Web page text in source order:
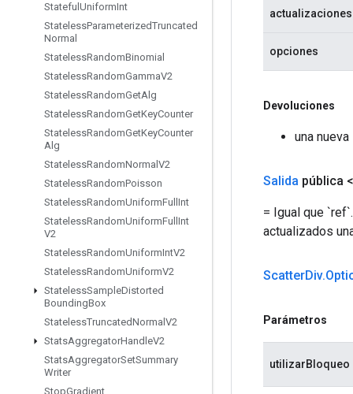
Stateful UniformInt
StatelessParameterizedTruncated
Normal
StatelessRandomBinomial
StatelessRandomGammaV2
StatelessRandomGetAlg
StatelessRandomGetKeyCounter
StatelessRandomGetKeyCounter
Alg
StatelessRandomNormal V2
StatelessRandomPoisson
StatelessRandomUniformFull Int
StatelessRandomUniformFull Int
V2
StatelessRandomUniformIntV2
StatelessRandomUniformV2
StatelessSampleDistorted
BoundingBox
StatelessTruncatedNormal V2
StatsAggregatorHandleV2
StatsAggregatorSetSummary
Writer
StopGradient
actualizaciones
opciones
Devoluciones
una
Salida pública
= Igual que
actualizados
ScatterDiv.
Parámetros
utilizarBloqueo